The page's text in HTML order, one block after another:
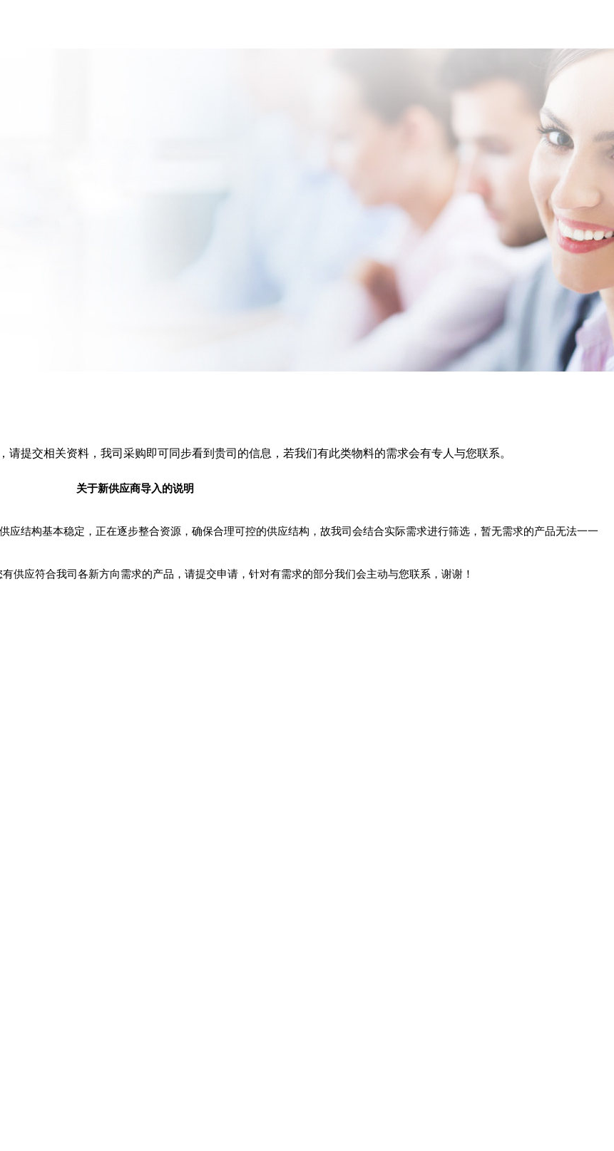
提交相关资料，我司采购即可同步看到贵司的信息，若我们有此类物料的需求会有专人与您联系。
关于新供应商导入的说明
结构基本稳定，正在逐步整合资源，确保合理可控的供应结构，故我司会结合实际需求进行筛选，暂无需求的产品无法一一
供应符合我司各新方向需求的产品，请提交申请，针对有需求的部分我们会主动与您联系，谢谢！